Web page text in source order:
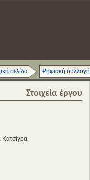
σελίδα Ψηφιακή συλλογή
Στοιχεία έργου
Κατσίγρα